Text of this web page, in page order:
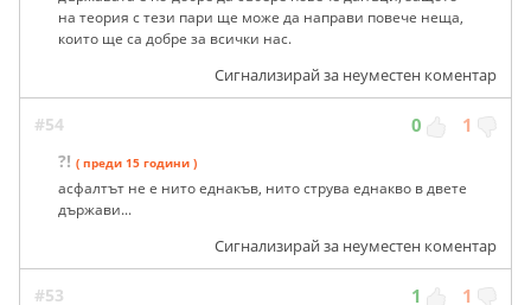
на теория с тези пари ще може да направи повече неща,
които ще са добре за всички нас.
Сигнализирай за неуместен коментар
#54 0 1
?! ( преди 15 години )
асфалтът не е нито еднакъв, нито струва еднакво в двете
държави...
Сигнализирай за неуместен коментар
#53 1 1